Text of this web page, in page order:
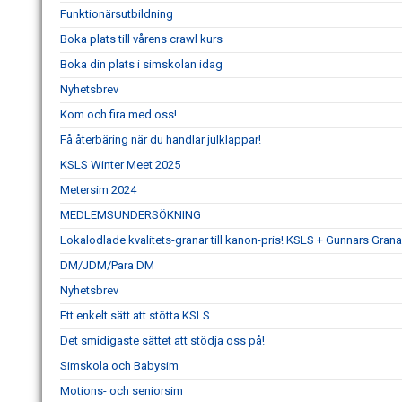
Funktionärsutbildning
Boka plats till vårens crawl kurs
Boka din plats i simskolan idag
Nyhetsbrev
Kom och fira med oss!
Få återbäring när du handlar julklappar!
KSLS Winter Meet 2025
Metersim 2024
MEDLEMSUNDERSÖKNING
Lokalodlade kvalitets-granar till kanon-pris! KSLS + Gunnars
DM/JDM/Para DM
Nyhetsbrev
Ett enkelt sätt att stötta KSLS
Det smidigaste sättet att stödja oss på!
Simskola och Babysim
Motions- och seniorsim